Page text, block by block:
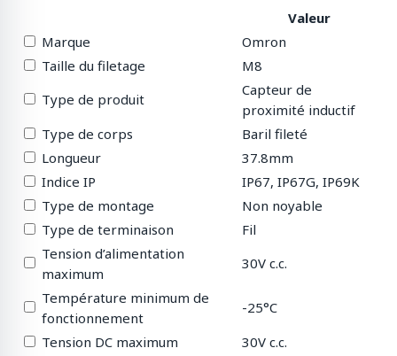
Valeur
Marque
Omron
Taille du filetage
M8
Type de produit
Capteur de
proximité inductif
Type de corps
Baril fileté
Longueur
37.8mm
Indice IP
IP67, IP67G, IP69K
Type de montage
Non noyable
Type de terminaison
Fil
Tension d’alimentation
maximum
30V c.c.
Température minimum de
fonctionnement
-25°C
Tension DC maximum
30V c.c.